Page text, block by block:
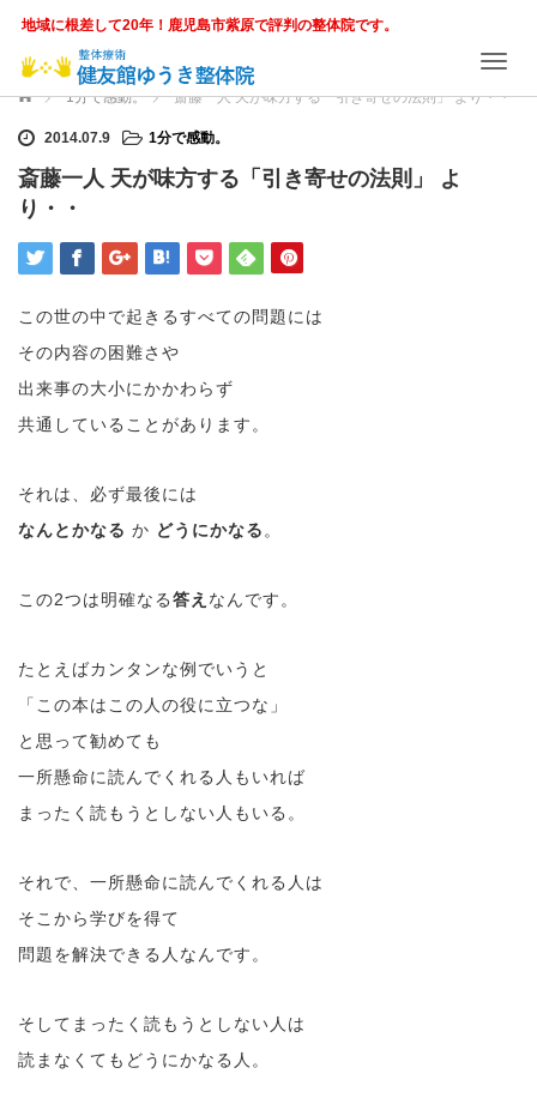
地域に根差して20年！鹿児島市紫原で評判の整体院です。
T
ホーム 1分で感動。 斎藤一人 天が味方する「引き寄せの法則」 より・・
2014.07.9 1分で感動。
斎藤一人 天が味方する「引き寄せの法則」 よ
り・・
この世の中で起きるすべての問題には
その内容の困難さや
出来事の大小にかかわらず
共通していることがあります。
それは、必ず最後には
なんとかなる か どうにかなる 。
この2つは明確なる答え なんです。
たとえばカンタンな例でいうと
「この本はこの人の役に立つな」
と思って勧めても
一所懸命に読んでくれる人もいれば
まったく読もうとしない人もいる。
それで、一所懸命に読んでくれる人は
そこから学びを得て
問題を解決できる人なんです。
そしてまったく読もうとしない人は
読まなくてもどうにかなる人。